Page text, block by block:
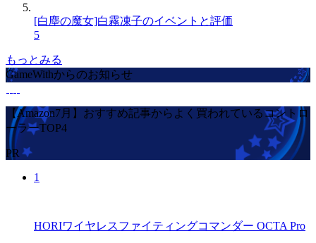
[白塵の魔女]白霧凍子のイベントと評価
5
もっとみる
GameWithからのお知らせ
【Amazon7月】おすすめ記事からよく買われているコントロ
ーラーTOP4
PR
1
HORIワイヤレスファイティングコマンダー OCTA Pro